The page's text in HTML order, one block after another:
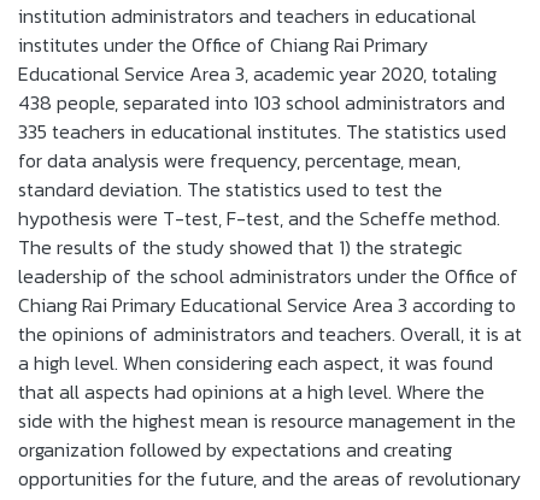
institution administrators and teachers in educational
institutes under the Office of Chiang Rai Primary
Educational Service Area 3, academic year 2020, totaling
438 people, separated into 103 school administrators and
335 teachers in educational institutes. The statistics used
for data analysis were frequency, percentage, mean,
standard deviation. The statistics used to test the
hypothesis were T-test, F-test, and the Scheffe method.
The results of the study showed that 1) the strategic
leadership of the school administrators under the Office of
Chiang Rai Primary Educational Service Area 3 according to
the opinions of administrators and teachers. Overall, it is at
a high level. When considering each aspect, it was found
that all aspects had opinions at a high level. Where the
side with the highest mean is resource management in the
organization followed by expectations and creating
opportunities for the future, and the areas of revolutionary